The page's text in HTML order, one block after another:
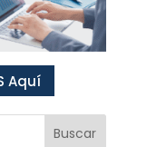
Aquí
Buscar